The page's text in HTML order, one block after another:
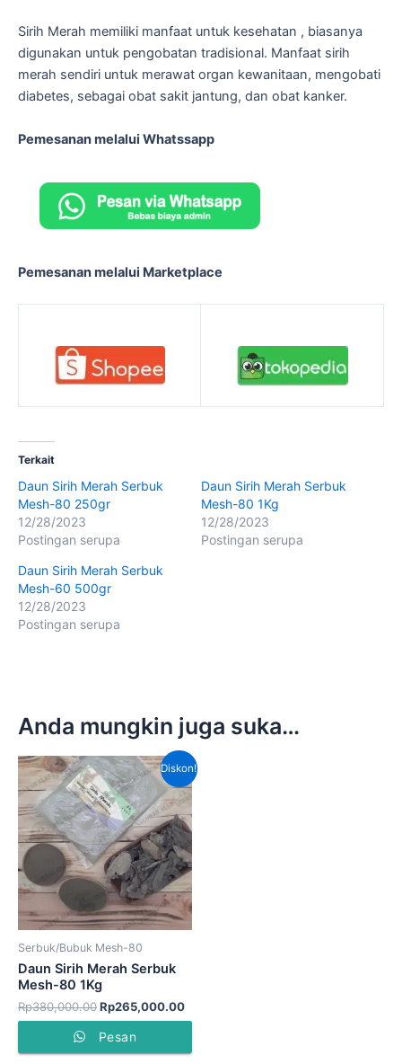
Sirih Merah memiliki manfaat untuk kesehatan , biasanya
digunakan untuk pengobatan tradisional. Manfaat sirih
merah sendiri untuk merawat organ kewanitaan, mengobati
diabetes, sebagai obat sakit jantung, dan obat kanker.
Pemesanan melalui Whatssapp
Pemesanan melalui Marketplace
Terkait
Daun Sirih Merah Serbuk
Mesh-80 250gr
12/28/2023
Postingan serupa
Daun Sirih Merah Serbuk
Mesh-80 1Kg
12/28/2023
Postingan serupa
Daun Sirih Merah Serbuk
Mesh-60 500gr
12/28/2023
Postingan serupa
Anda mungkin juga suka…
Diskon!
Serbuk/Bubuk Mesh-80
Daun Sirih Merah Serbuk
Mesh-80 1Kg
Rp380,000.00
Harga
aslinya
adalah:
Rp380,000.00.
Rp265,000.00
Harga
saat
ini
Rp265,000.00.
Pesan